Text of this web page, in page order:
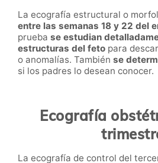
La ecografía estructural o
entre las semanas 18 y 22 del
prueba se estudian
estructuras del feto para
o anomalías. También se
si los padres lo desean conocer.
Ecografía
La ecografía de control del